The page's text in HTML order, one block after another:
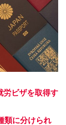
労ビザを取得す
類に分けられ